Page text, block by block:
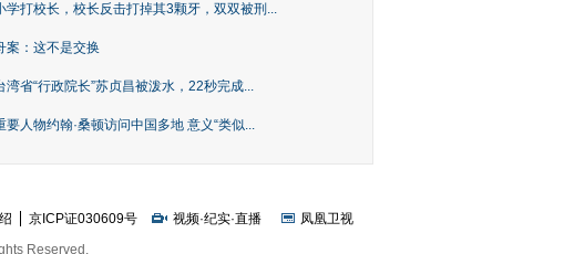
学打校长，校长反击打掉其3颗牙，双双被刑...
案：这不是交换
湾省“行政院长”苏贞昌被泼水，22秒完成...
要人物约翰·桑顿访问中国多地 意义“类似...
京ICP证030609号 视频·纪实·直播
凤凰卫视
Reserved.